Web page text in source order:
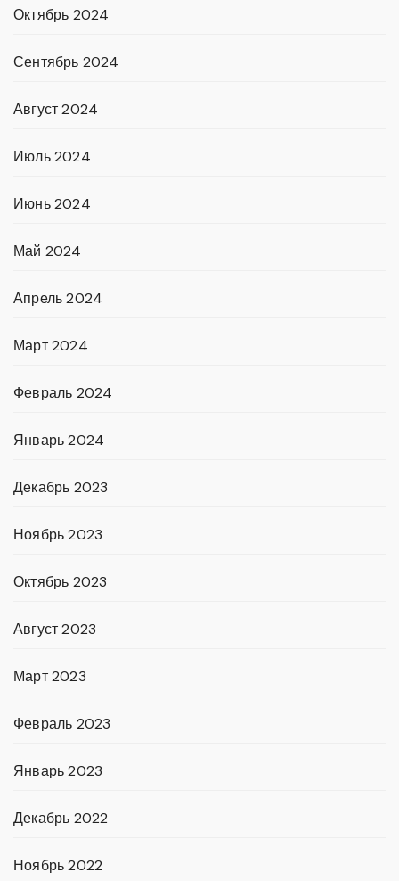
Октябрь 2024
Сентябрь 2024
Август 2024
Июль 2024
Июнь 2024
Май 2024
Апрель 2024
Март 2024
Февраль 2024
Январь 2024
Декабрь 2023
Ноябрь 2023
Октябрь 2023
Август 2023
Март 2023
Февраль 2023
Январь 2023
Декабрь 2022
Ноябрь 2022